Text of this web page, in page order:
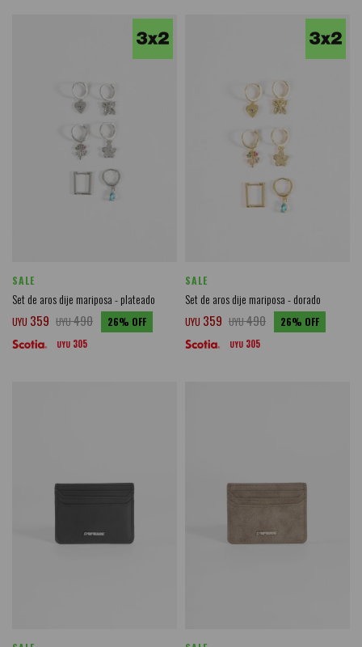
SALE
Set de aros dije mariposa - plateado
UYU 359 UYU490 26
UYU 305
SALE
Set de aros dije mariposa - dorado
UYU 359 UYU490 26
UYU 305